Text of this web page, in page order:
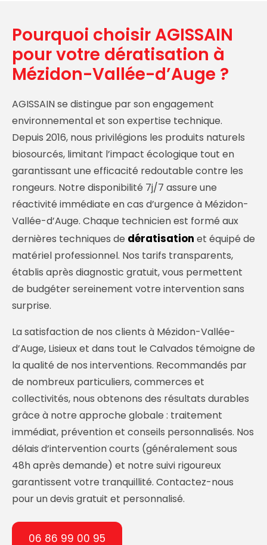
Pourquoi choisir AGISSAIN
pour votre dératisation à
Mézidon-Vallée-d’Auge ?
AGISSAIN se distingue par son engagement
environnemental et son expertise technique.
Depuis 2016, nous privilégions les produits naturels
biosourcés, limitant l’impact écologique tout en
garantissant une efficacité redoutable contre les
rongeurs. Notre disponibilité 7j/7 assure une
réactivité immédiate en cas d’urgence à Mézidon-
Vallée-d’Auge. Chaque technicien est formé aux
dernières techniques de dératisation et équipé de
matériel professionnel. Nos tarifs transparents,
établis après diagnostic gratuit, vous permettent
de budgéter sereinement votre intervention sans
surprise.
La satisfaction de nos clients à Mézidon-Vallée-
d’Auge, Lisieux et dans tout le Calvados témoigne de
la qualité de nos interventions. Recommandés par
de nombreux particuliers, commerces et
collectivités, nous obtenons des résultats durables
grâce à notre approche globale : traitement
immédiat, prévention et conseils personnalisés. Nos
délais d’intervention courts (généralement sous
48h après demande) et notre suivi rigoureux
garantissent votre tranquillité. Contactez-nous
pour un devis gratuit et personnalisé.
06 86 99 00 95